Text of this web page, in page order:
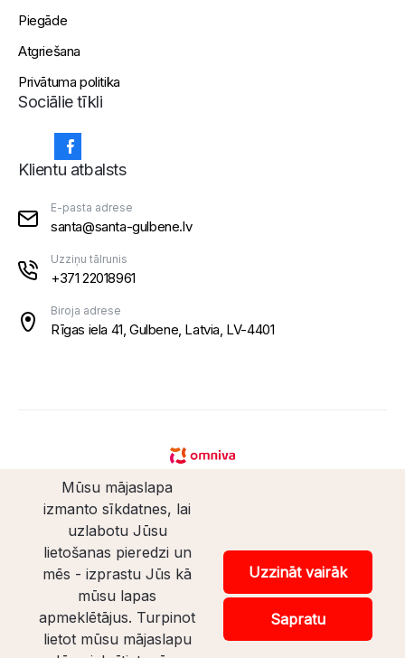
Piegāde
Atgriešana
Privātuma politika
Sociālie tīkli
Klientu atbalsts
E-pasta adrese
santa@santa-gulbene.lv
Uzziņu tālrunis
+371 22018961
Biroja adrese
Rīgas iela 41, Gulbene, Latvia, LV-4401
© Santaveikals 2026. Visas tiesības aizsargātas.
Veikala izstrāde
Mūsu mājaslapa
izmanto sīkdatnes, lai
uzlabotu Jūsu
lietošanas pieredzi un
mēs - izprastu Jūs kā
mūsu lapas
apmeklētājus. Turpinot
lietot mūsu mājaslapu
Uzzināt vairāk
Sapratu